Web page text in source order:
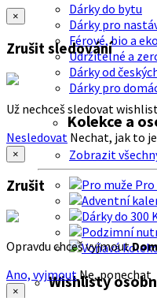
Dárky do bytu
Dárky pro
Férové, bio a
Udržitelné a
Dárky od
Dárky pro
Kolekce a
Zobrazit
Pro
Wishlisty
×
Zrušit sledování
Už nechceš sledovat
Nesledovat Nechat, jak to je
×
Zrušit
Opravdu chceš vyjmout
Ano, vyjmout Ne, ponechat
×